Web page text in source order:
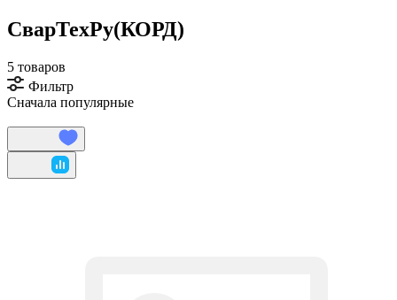
СварТехРу(КОРД)
5 товаров
Фильтр
Сначала популярные